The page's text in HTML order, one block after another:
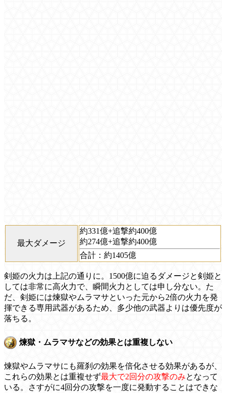
最大ダメージ
約331億+追撃約400億
約274億+追撃約400億
合計：約1405億
剣姫の火力は上記の通りに。1500億に迫るダメージと剣姫と
しては非常に高火力で、瞬間火力としては申し分ない。た
だ、剣姫には煉獄やムラマサといった元から2倍の火力を発
揮できる専用武器があるため、多少他の武器よりは優先度が
落ちる。
煉獄・ムラマサなどの効果とは重複しない
煉獄やムラマサにも羅刹の効果を倍化させる効果があるが、
これらの効果とは重複せず最大で2回分の攻撃のみとなって
いる。さすがに4回分の攻撃を一度に発動することはできな